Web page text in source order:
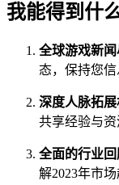
我能得到什
全球游戏新闻
态，保持您信
深度人脉拓展
共享经验与资
全面的行业回
解2023年市场